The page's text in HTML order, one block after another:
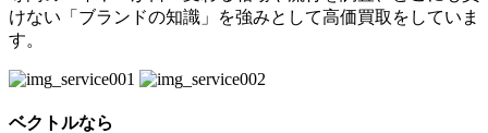
けない「ブランドの知識」を強みとして高価買取をしていま
す。
ベクトルなら